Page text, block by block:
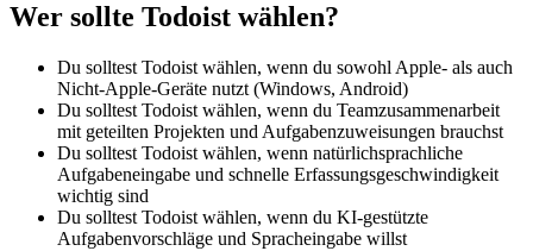
Wer sollte Todoist wählen?
Du solltest Todoist wählen, wenn du sowohl Apple- als auch
Nicht-Apple-Geräte nutzt (Windows, Android)
Du solltest Todoist wählen, wenn du Teamzusammenarbeit
mit geteilten Projekten und Aufgabenzuweisungen brauchst
Du solltest Todoist wählen, wenn natürlichsprachliche
Aufgabeneingabe und schnelle Erfassungsgeschwindigkeit
wichtig sind
Du solltest Todoist wählen, wenn du KI-gestützte
Aufgabenvorschläge und Spracheingabe willst